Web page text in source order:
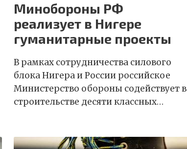
Минобороны РФ
реализует в Нигере
гуманитарные проекты
В рамках сотрудничества силового
блока Нигера и России российское
Министерство обороны содействует в
строительстве десяти классных…